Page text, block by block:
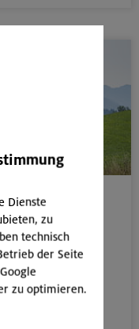
du an dem
Dienste
zu
technisch
der Seite
zu optimieren.